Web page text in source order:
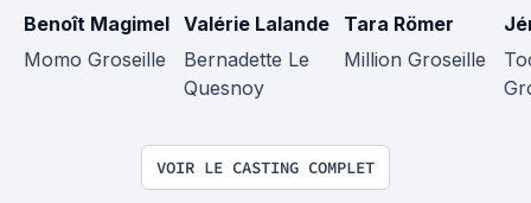
Benoît Magimel
Momo Groseille
Valérie Lalande
Bernadette Le
Quesnoy
Tara Römer
Million Groseille
VOIR LE CASTING COMPLET